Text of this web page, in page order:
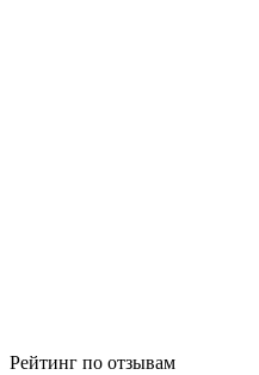
Рейтинг по отзывам